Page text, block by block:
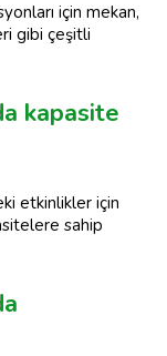
için mekan,
gibi çeşitli
kapasite
etkinlikler için
sahip